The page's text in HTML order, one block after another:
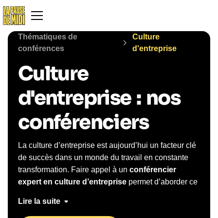
Thématiques de
conférences
Culture
d'entreprise
Culture
d'entreprise : nos
conférenciers
La culture d’entreprise est aujourd’hui un facteur clé
de succès dans un monde du travail en constante
transformation. Faire appel à un conférencier
expert en culture d’entreprisepermet d’aborder ce
plus près de la réalité des équipes. Lors d’une
Lire la suite